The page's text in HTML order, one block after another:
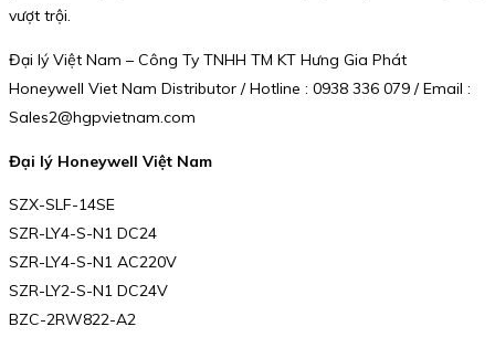
vượt trội.
Đại lý Việt Nam – Công Ty TNHH TM KT Hưng Gia Phát
Honeywell Viet Nam Distributor / Hotline : 0938 336 079 / Email :
Sales2@hgpvietnam.com
Đại lý Honeywell Việt Nam
SZX-SLF-14SE
SZR-LY4-S-N1 DC24
SZR-LY4-S-N1 AC220V
SZR-LY2-S-N1 DC24V
BZC-2RW822-A2